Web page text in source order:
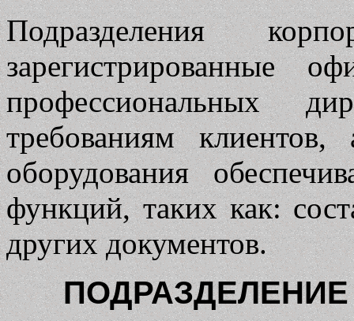
Подразделения
зарегистрированные
профессиональных
требованиям
оборудования
функций, таких как:
других документов.